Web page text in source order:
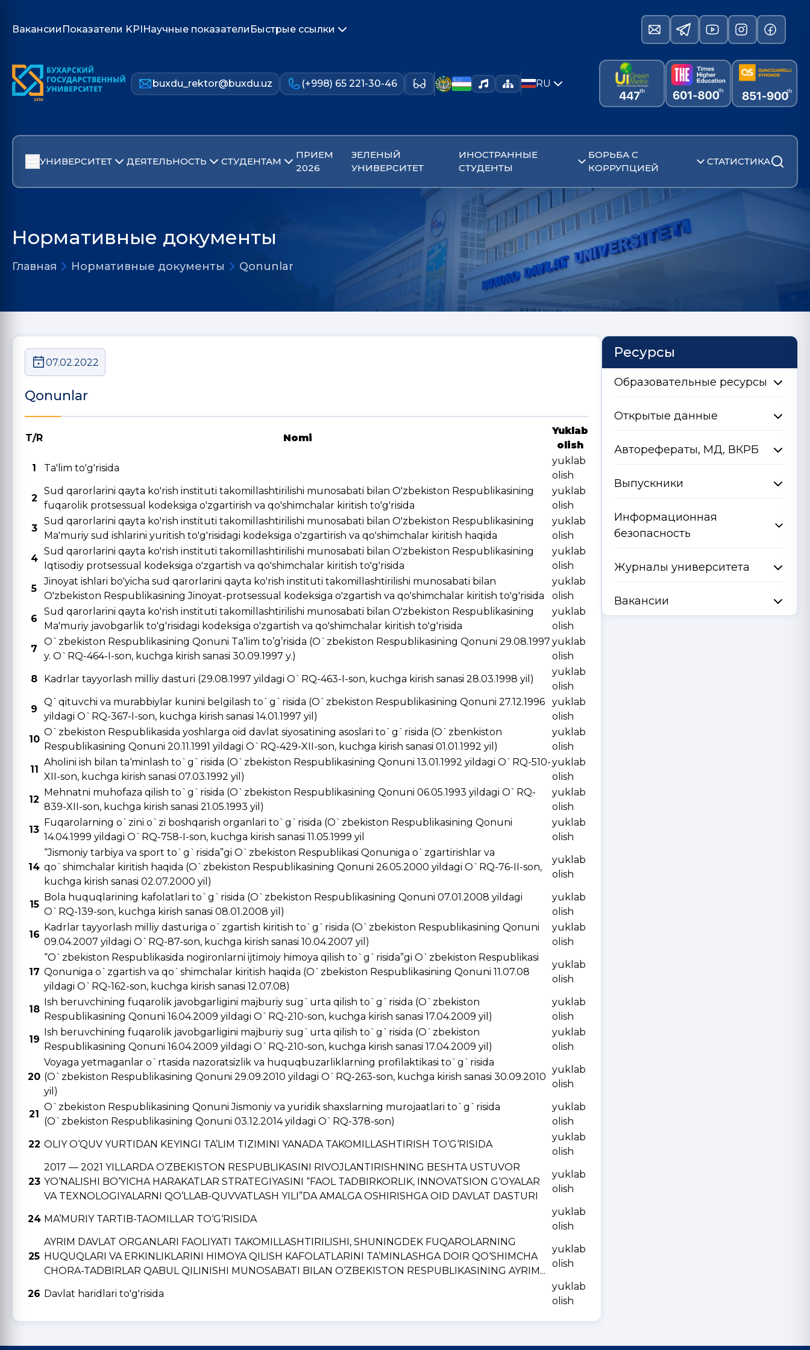
Вакансии Показатели KPIНаучные показатели Быстрые ссылки
buxdu_rektor@buxdu.uz (+998) 65 221-30-46 RU
УНИВЕРСИТЕТ ДЕЯТЕЛЬНОСТЬ СТУДЕНТАМ
ПРИЕМ
2026
ЗЕЛЕНЫЙ
УНИВЕРСИТЕТ
ИНОСТРАННЫЕ
СТУДЕНТЫ
БОРЬБА С
КОРРУПЦИЕЙ
СТАТИСТИКА
Нормативные документы
Главная Нормативные документы Qonunlar
07.02.2022
Qonunlar
T/R Nomi
Yuklab
olish
1
Ta'lim to'g'risida
yuklab
olish
2
Sud qarorlarini qayta ko'rish instituti takomillashtirilishi munosabati bilan O'zbekiston Respublikasining
fuqarolik protsessual kodeksiga o'zgartirish va qo'shimchalar kiritish to'g'risida
yuklab
olish
3
Sud qarorlarini qayta ko'rish instituti takomillashtirilishi munosabati bilan O'zbekiston Respublikasining
Ma'muriy sud ishlarini yuritish to'g'risidagi kodeksiga o'zgartirish va qo'shimchalar kiritish haqida
yuklab
olish
4
Sud qarorlarini qayta ko'rish instituti takomillashtirilishi munosabati bilan O'zbekiston Respublikasining
Iqtisodiy protsessual kodeksiga o'zgartish va qo'shimchalar kiritish to'g'risida
yuklab
olish
5
Jinoyat ishlari bo'yicha sud qarorlarini qayta ko'rish instituti takomillashtirilishi munosabati bilan
O'zbekiston Respublikasining Jinoyat-protsessual kodeksiga o'zgartish va qo'shimchalar kiritish to'g'risida
yuklab
olish
6
Sud qarorlarini qayta ko'rish instituti takomillashtirilishi munosabati bilan O'zbekiston Respublikasining
Ma'muriy javobgarlik to'g'risidagi kodeksiga o'zgartish va qo'shimchalar kiritish to'g'risida
yuklab
olish
7
O`zbekiston Respublikasining Qonuni Ta’lim to’g’risida (O`zbekiston Respublikasining Qonuni 29.08.1997
y. O`RQ-464-I-son, kuchga kirish sanasi 30.09.1997 y.)
yuklab
olish
8
Kadrlar tayyorlash milliy dasturi (29.08.1997 yildagi O`RQ-463-I-son, kuchga kirish sanasi 28.03.1998 yil)
yuklab
olish
9
Q`qituvchi va murabbiylar kunini belgilash to`g`risida (O`zbekiston Respublikasining Qonuni 27.12.1996
yildagi O`RQ-367-I-son, kuchga kirish sanasi 14.01.1997 yil)
yuklab
olish
10
O`zbekiston Respublikasida yoshlarga oid davlat siyosatining asoslari to`g`risida (O`zbenkiston
Respublikasining Qonuni 20.11.1991 yildagi O`RQ-429-XII-son, kuchga kirish sanasi 01.01.1992 yil)
yuklab
olish
11
Aholini ish bilan ta‘minlash to`g`risida (O`zbekiston Respublikasining Qonuni 13.01.1992 yildagi O`RQ-510-
XII-son, kuchga kirish sanasi 07.03.1992 yil)
yuklab
olish
12
Mehnatni muhofaza qilish to`g`risida (O`zbekiston Respublikasining Qonuni 06.05.1993 yildagi O`RQ-
839-XII-son, kuchga kirish sanasi 21.05.1993 yil)
yuklab
olish
13
Fuqarolarning o`zini o`zi boshqarish organlari to`g`risida (O`zbekiston Respublikasining Qonuni
14.04.1999 yildagi O`RQ-758-I-son, kuchga kirish sanasi 11.05.1999 yil
yuklab
olish
14
“Jismoniy tarbiya va sport to`g`risida”gi O`zbekiston Respublikasi Qonuniga o`zgartirishlar va
qo`shimchalar kiritish haqida (O`zbekiston Respublikasining Qonuni 26.05.2000 yildagi O`RQ-76-II-son,
kuchga kirish sanasi 02.07.2000 yil)
yuklab
olish
15
Bola huquqlarining kafolatlari to`g`risida (O`zbekiston Respublikasining Qonuni 07.01.2008 yildagi
O`RQ-139-son, kuchga kirish sanasi 08.01.2008 yil)
yuklab
olish
16
Kadrlar tayyorlash milliy dasturiga o`zgartish kiritish to`g`risida (O`zbekiston Respublikasining Qonuni
09.04.2007 yildagi O`RQ-87-son, kuchga kirish sanasi 10.04.2007 yil)
yuklab
olish
17
“O`zbekiston Respublikasida nogironlarni ijtimoiy himoya qilish to`g`risida”gi O`zbekiston Respublikasi
Qonuniga o`zgartish va qo`shimchalar kiritish haqida (O`zbekiston Respublikasining Qonuni 11.07.08
yildagi O`RQ-162-son, kuchga kirish sanasi 12.07.08)
yuklab
olish
18
Ish beruvchining fuqarolik javobgarligini majburiy sug`urta qilish to`g`risida (O`zbekiston
Respublikasining Qonuni 16.04.2009 yildagi O`RQ-210-son, kuchga kirish sanasi 17.04.2009 yil)
yuklab
olish
19
Ish beruvchining fuqarolik javobgarligini majburiy sug`urta qilish to`g`risida (O`zbekiston
Respublikasining Qonuni 16.04.2009 yildagi O`RQ-210-son, kuchga kirish sanasi 17.04.2009 yil)
yuklab
olish
20
Voyaga yetmaganlar o`rtasida nazoratsizlik va huquqbuzarliklarning profilaktikasi to`g`risida
(O`zbekiston Respublikasining Qonuni 29.09.2010 yildagi O`RQ-263-son, kuchga kirish sanasi 30.09.2010
yil)
yuklab
olish
21
O`zbekiston Respublikasining Qonuni Jismoniy va yuridik shaxslarning murojaatlari to`g`risida
(O`zbekiston Respublikasining Qonuni 03.12.2014 yildagi O`RQ-378-son)
yuklab
olish
22 OLIY O‘QUV YURTIDAN KЕYINGI TA’LIM TIZIMINI YANADA TAKOMILLASHTIRISH TO‘G‘RISIDA
yuklab
olish
23
2017 — 2021 YILLARDA O‘ZBЕKISTON RЕSPUBLIKASINI RIVOJLANTIRISHNING BЕSHTA USTUVOR
YO‘NALISHI BO‘YICHA HARAKATLAR STRATЕGIYASINI “FAOL TADBIRKORLIK, INNOVATSION G‘OYALAR
VA TЕXNOLOGIYALARNI QO‘LLAB-QUVVATLASH YILI”DA AMALGA OSHIRISHGA OID DAVLAT DASTURI
yuklab
olish
24 MA’MURIY TARTIB-TAOMILLAR TO‘G‘RISIDA
yuklab
olish
25
AYRIM DAVLAT ORGANLARI FAOLIYATI TAKOMILLASHTIRILISHI, SHUNINGDЕK FUQAROLARNING
HUQUQLARI VA ERKINLIKLARINI HIMOYA QILISH KAFOLATLARINI TA’MINLASHGA DOIR QO‘SHIMCHA
CHORA-TADBIRLAR QABUL QILINISHI MUNOSABATI BILAN O‘ZBЕKISTON RЕSPUBLIKASINING AYRIM...
yuklab
olish
26 Davlat haridlari to'g'risida
yuklab
olish
Ресурсы
Образовательные ресурсы
Открытые данные
Авторефераты, МД, ВКРБ
Выпускники
Информационная
безопасность
Журналы университета
Вакансии